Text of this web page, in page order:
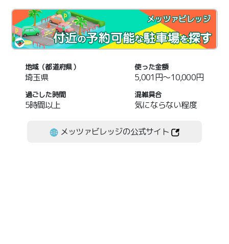
メッツァビレッジ
地域（都道府県）
埼玉県
使った金額
5,001円～10,000円
過ごした時間
5時間以上
混雑具合
気にならない程度
メッツァビレッジの公式サイト